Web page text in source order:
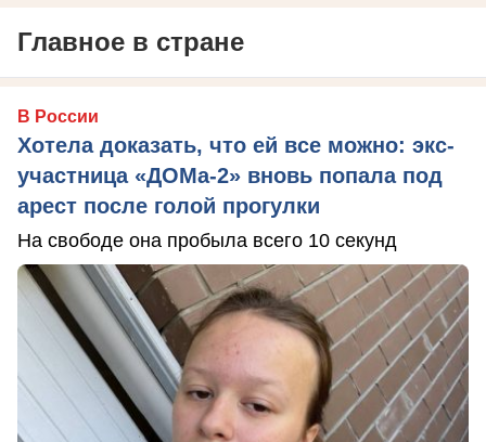
Главное в стране
В России
Хотела доказать, что ей все можно: экс-
участница «ДОМа-2» вновь попала под
арест после голой прогулки
На свободе она пробыла всего 10 секунд